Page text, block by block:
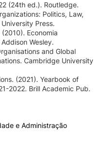
(24th ed.). Routledge.
Politics, Law,
Press.
Economia
Wesley.
and Global
Cambridge University
(2021). Yearbook of
2022. Brill Academic Pub.
e Administração